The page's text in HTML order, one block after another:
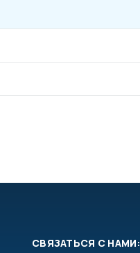
СВЯЗАТЬСЯ С НАМИ: